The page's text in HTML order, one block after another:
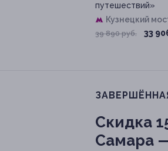
путешествий»
Кузнецкий
39 890 руб. 33
Скидка
Самара